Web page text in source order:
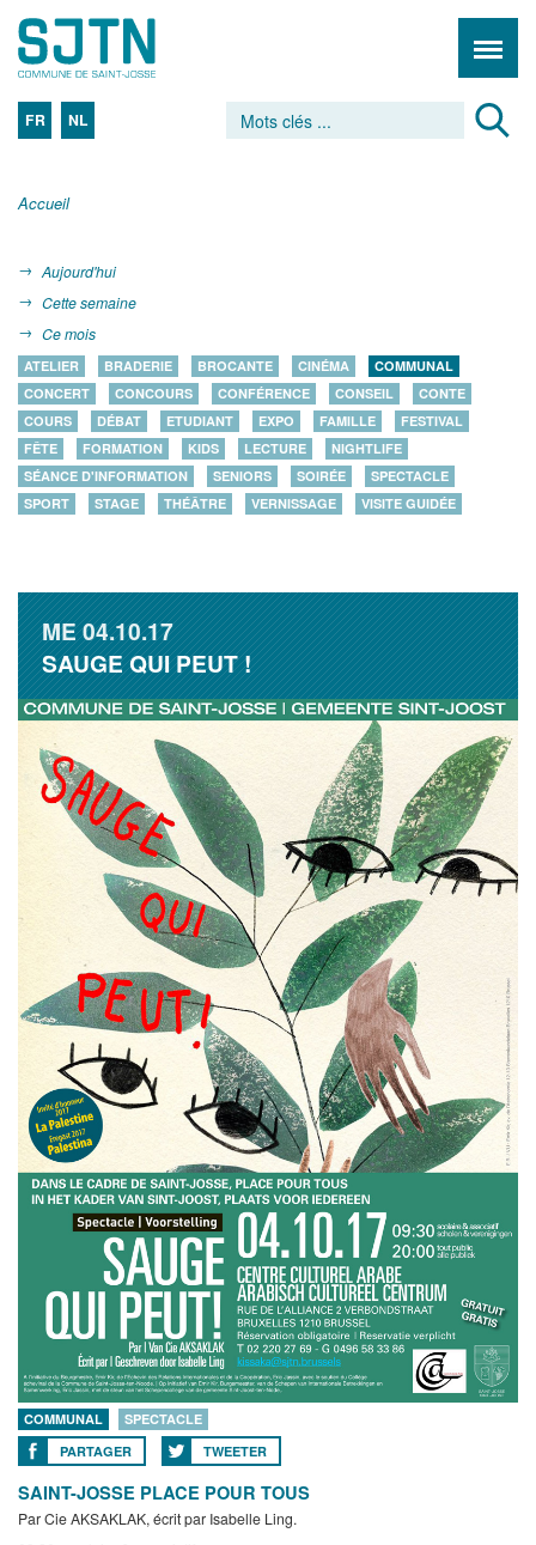
FR NL
Accueil
Aujourd'hui
Cette semaine
Ce mois
ATELIER BRADERIE BROCANTE CINÉMA
COMMUNAL
CONCERT
CONCOURS CONFÉRENCE CONSEIL
CONTE
COURS
DÉBAT ETUDIANT EXPO FAMILLE
FESTIVAL
FÊTE
FORMATION KIDS LECTURE
NIGHTLIFE
SÉANCE D'INFORMATION
SENIORS SOIRÉE
SPECTACLE
SPORT
STAGE THÉÂTRE VERNISSAGE VISITE GUIDÉE
ME04.10.17
SAUGE QUI PEUT !
COMMUNAL
SPECTACLE
PARTAGER
TWEETER
SAINT-JOSSE PLACE POUR TOUS
Par Cie AKSAKLAK, écrit par Isabelle Ling.